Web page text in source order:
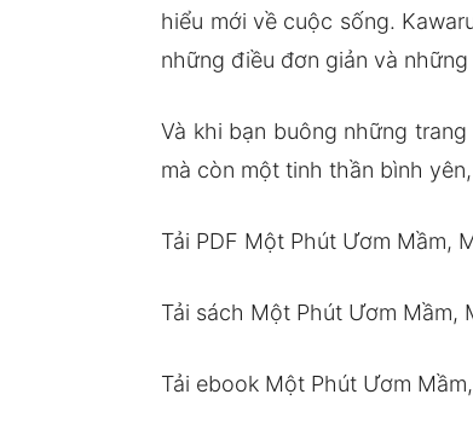
hiểu mới về cuộc sống.
những điều đơn giản và
Và khi bạn buông những
mà còn một tinh thần bình
Tải PDF Một Phút Ươm Mầm,
Tải sách Một Phút Ươm Mầm,
Tải ebook Một Phút Ươm